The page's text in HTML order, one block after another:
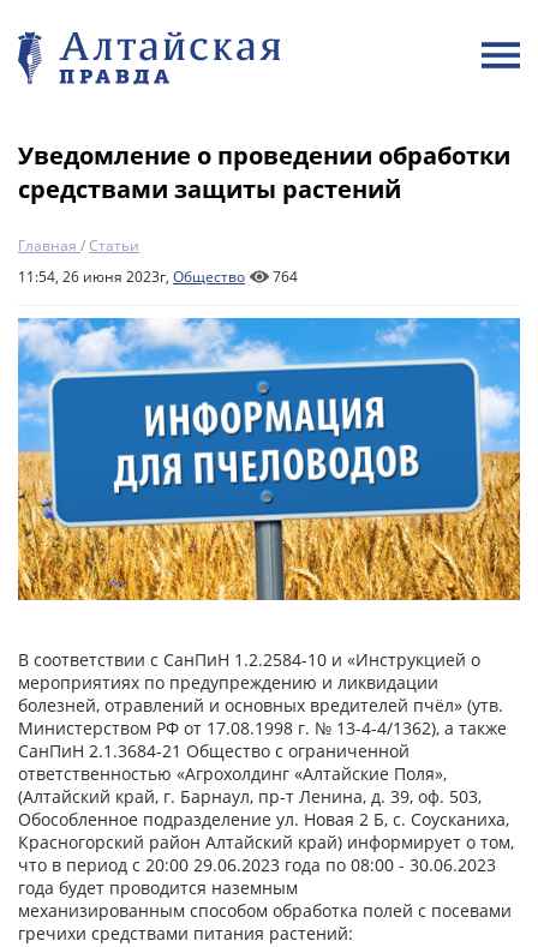
Уведомление о проведении обработки
средствами защиты растений
Главная /Статьи
11:54, 26 июня 2023г, Общество 764
В соответствии с СанПиН 1.2.2584-10 и «Инструкцией о
мероприятиях по предупреждению и ликвидации
болезней, отравлений и основных вредителей пчёл» (утв.
Министерством РФ от 17.08.1998 г. № 13-4-4/1362), а также
СанПиН 2.1.3684-21 Общество с ограниченной
ответственностью «Агрохолдинг «Алтайские Поля»,
(Алтайский край, г. Барнаул, пр-т Ленина, д. 39, оф. 503,
Обособленное подразделение ул. Новая 2 Б, с. Соусканиха,
Красногорский район Алтайский край) информирует о том,
что в период с 20:00 29.06.2023 года по 08:00 - 30.06.2023
года будет проводится наземным
механизированным способом обработка полей с посевами
гречихи средствами питания растений: